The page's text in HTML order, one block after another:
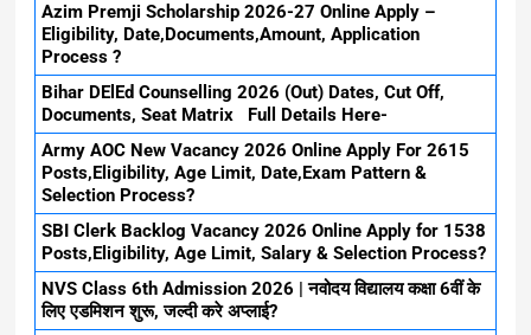
Azim Premji Scholarship 2026-27 Online Apply –
Eligibility, Date,Documents,Amount, Application
Process ?
Bihar DElEd Counselling 2026 (Out) Dates, Cut Off,
Documents, Seat Matrix Full Details Here-
Army AOC New Vacancy 2026 Online Apply For 2615
Posts,Eligibility, Age Limit, Date,Exam Pattern &
Selection Process?
SBI Clerk Backlog Vacancy 2026 Online Apply for 1538
Posts,Eligibility, Age Limit, Salary & Selection Process?
NVS Class 6th Admission 2026 | नवोदय विद्यालय कक्षा 6वीं के
लिए एडमिशन शुरू, जल्दी करे अप्लाई?